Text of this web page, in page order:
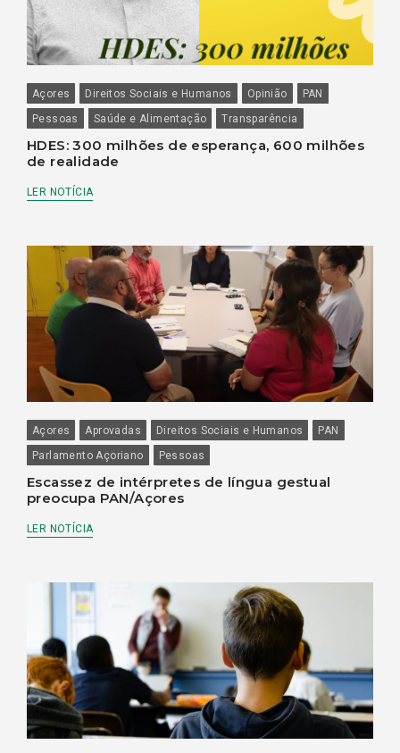
Açores Direitos Sociais e Humanos Opinião
PAN
Pessoas
Saúde e Alimentação Transparência
HDES: 300 milhões de esperança, 600 milhões
de realidade
LER NOTÍCIA
Açores Aprovadas Direitos Sociais e Humanos
PAN
Parlamento Açoriano
Pessoas
Escassez de intérpretes de língua gestual
preocupa PAN/Açores
LER NOTÍCIA